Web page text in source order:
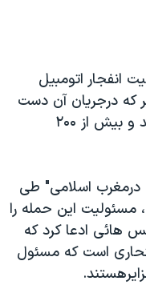
انفجار اتومبيل
که درجريان آن دست
کم ۱۲۴ نفرجان خود را ازدست دادند و بيش از ۲۰۰
درمغرب اسلامی" طی
مسئوليت اين حمله را
هائی ادعا کرد که
است که مسئول